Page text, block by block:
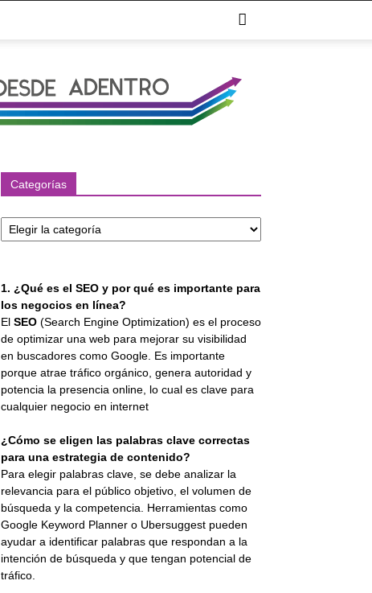
Categorías
1. ¿Qué es el SEO y por qué es importante para
los negocios en línea?
El SEO (Search Engine Optimization) es el proceso
de optimizar una web para mejorar su visibilidad
en buscadores como Google. Es importante
porque atrae tráfico orgánico, genera autoridad y
potencia la presencia online, lo cual es clave para
cualquier negocio en internet
¿Cómo se eligen las palabras clave correctas
para una estrategia de contenido?
Para elegir palabras clave, se debe analizar la
relevancia para el público objetivo, el volumen de
búsqueda y la competencia. Herramientas como
Google Keyword Planner o Ubersuggest pueden
ayudar a identificar palabras que respondan a la
intención de búsqueda y que tengan potencial de
tráfico.